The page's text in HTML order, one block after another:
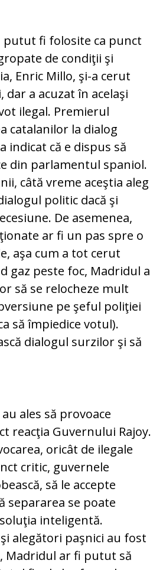
putut fi folosite ca punct
de condiţii şi
Enric Millo, şi-a cerut
a acuzat în acelaşi
ilegal. Premierul
catalanilor la dialog
că e dispus să
din parlamentul spaniol.
câ­tă vreme aceştia aleg
po­litic dacă şi
De asemenea,
ar fi un pas spre o
aşa cum a tot cerut
gaz peste foc, Ma­dridul a
să se relocheze mult
pe şeful poliţiei
să îm­piedice votul).
dialogul surzilor şi să
ales să provoace
reacţia Guvernului Rajoy.
oricât de ilegale
critic, guvernele
să le accepte
separarea se poate
inteligentă.
alegători paşnici au fost
Madridul ar fi putut să